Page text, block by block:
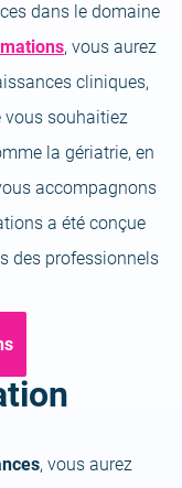
dans le domaine
, vous aurez
cliniques,
vous souhaitiez
la gériatrie, en
accompagnons
a été conçue
des professionnels
, vous aurez